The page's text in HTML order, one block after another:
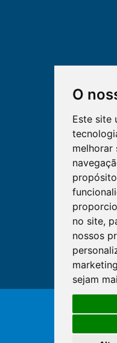
O
Este site
melhorar
no site,
nossos
marketing
sejam
©
O
de